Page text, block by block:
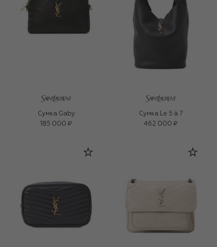
Сумка Gaby
185 000 ₽
Сумка Le 5 à 7
462 000 ₽